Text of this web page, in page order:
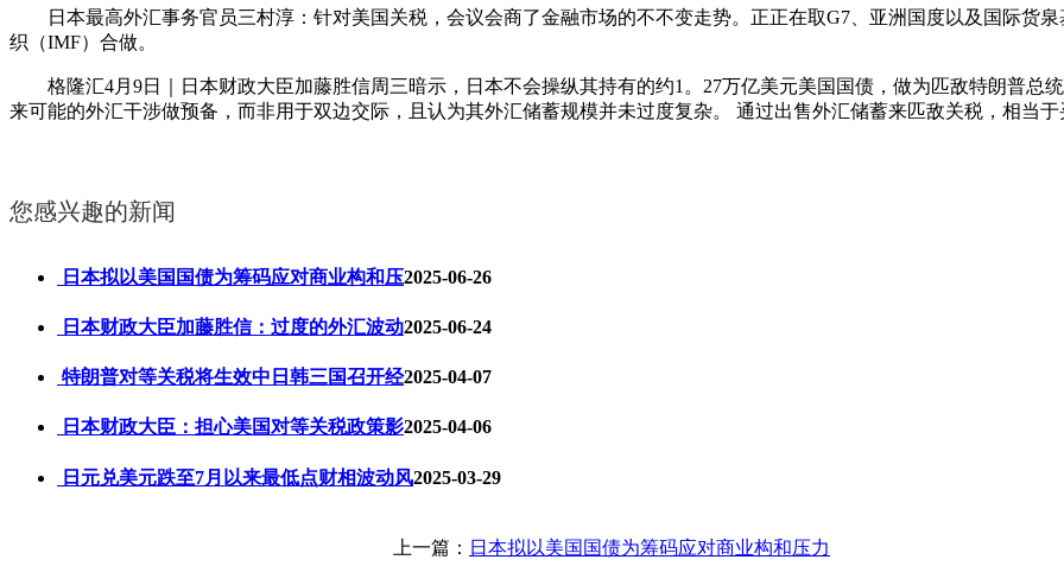
日本最高外汇事务官员三村淳：针对美国关税，会议会商了金融市场的不不变走势。正正在取G7、亚洲国度以及国际货
织（IMF）合做。
格隆汇4月9日｜日本财政大臣加藤胜信周三暗示，日本不会操纵其持有的约1。27万亿美元美国国债，做为匹敌特朗普总
来可能的外汇干涉做预备，而非用于双边交际，且认为其外汇储蓄规模并未过度复杂。 通过出售外汇储蓄来匹敌关税，相当
您感兴趣的新闻
日本拟以美国国债为筹码应对商业构和压2025-06-26
日本财政大臣加藤胜信：过度的外汇波动2025-06-24
特朗普对等关税将生效中日韩三国召开经2025-04-07
日本财政大臣：担心美国对等关税政策影2025-04-06
日元兑美元跌至7月以来最低点财相波动风2025-03-29
上一篇： 日本拟以美国国债为筹码应对商业构和压力